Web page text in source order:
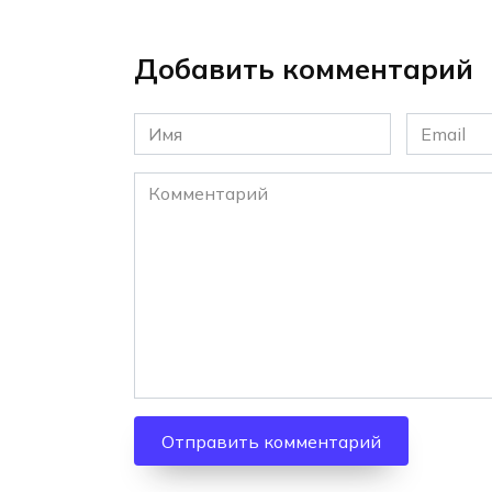
Добавить комментарий
Имя
*
Email
*
Комментарий